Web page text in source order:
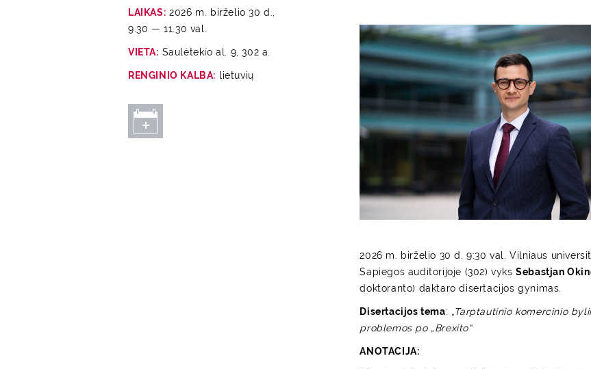
LAIKAS: 2026 m. birželio 30 d.,
9.30 — 11.30 val.
VIETA: Saulėtekio al. 9, 302 a.
RENGINIO KALBA: lietuvių
2026 m. birželio 30 d. 9:30 val. Vilniaus
Sapiegos auditorijoje (302) vyksSebastjan
doktoranto) daktaro disertacijos gynimas.
Disertacijos tema: „Tarptautinio komercinio
problemos po „Brexito“
ANOTACIJA: